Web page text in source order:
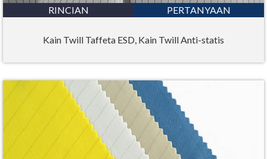
RINCIAN PERTANYAAN
Kain Twill Taffeta ESD, Kain Twill Anti-statis